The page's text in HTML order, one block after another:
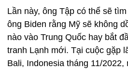
Lần này, ông Tập có thể sẽ
ông Biden rằng Mỹ sẽ không
nào vào Trung Quốc hay bắt
tranh Lạnh mới. Tại cuộc gặp
Bali, Indonesia tháng 11/